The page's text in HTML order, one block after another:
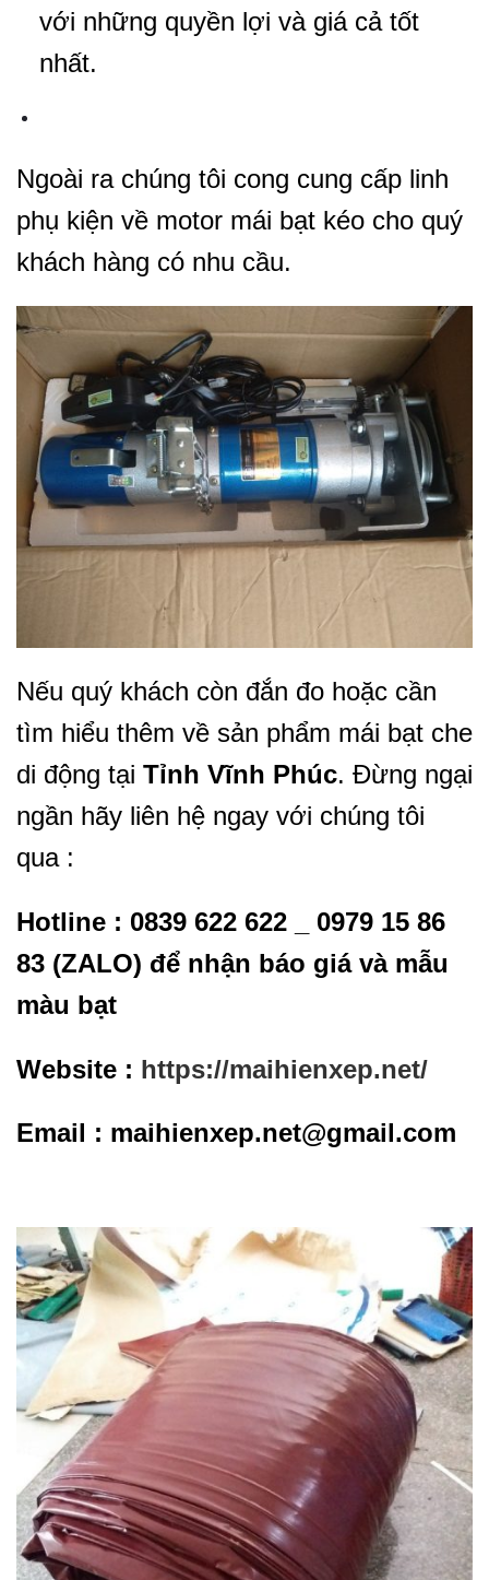
với những quyền lợi và giá cả tốt
nhất.
Ngoài ra chúng tôi cong cung cấp linh
phụ kiện về motor mái bạt kéo cho quý
khách hàng có nhu cầu.
Nếu quý khách còn đắn đo hoặc cần
tìm hiểu thêm về sản phẩm mái bạt che
di động tại Tỉnh Vĩnh Phúc. Đừng ngại
ngần hãy liên hệ ngay với chúng tôi
qua :
Hotline : 0839 622 622 _ 0979 15 86
83 (ZALO) để nhận báo giá và mẫu
màu bạt
Website : https://maihienxep.net/
Email : maihienxep.net@gmail.com